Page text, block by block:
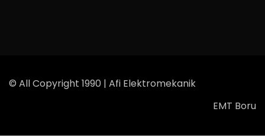
© All Copyright 1990 | Afi Elektromekanik
EMT Boru